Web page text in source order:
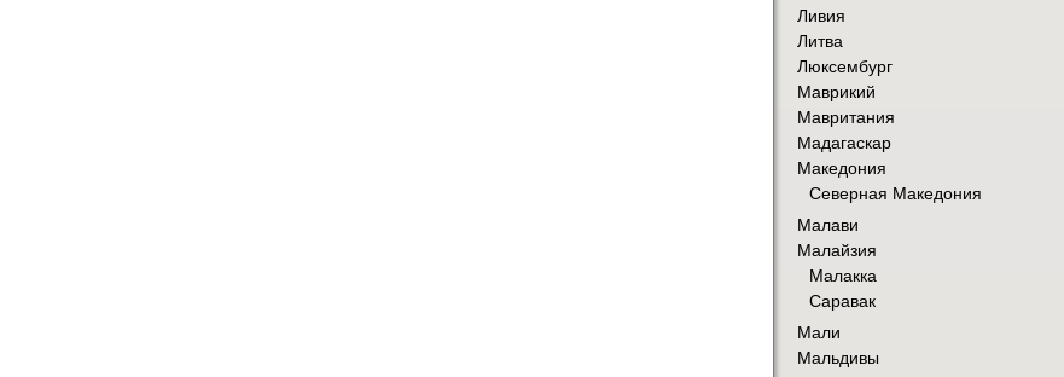
Ливия
Литва
Люксембург
Маврикий
Мавритания
Мадагаскар
Македония
Северная Македония
Малави
Малайзия
Малакка
Саравак
Мали
Мальдивы